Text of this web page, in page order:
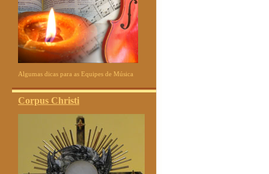
Algumas dicas para as Equipes de Música
Corpus Christi